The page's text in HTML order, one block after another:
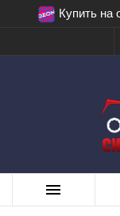
Купить на
